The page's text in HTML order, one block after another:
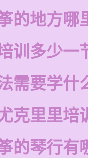
的地方哪
训多少一
需要学什
克里里培
的琴行有